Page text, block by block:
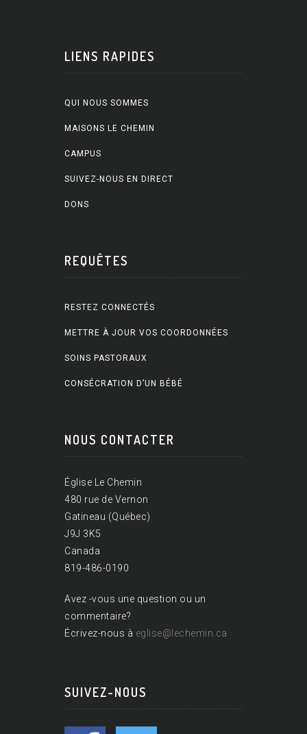
LIENS RAPIDES
QUI NOUS SOMMES
MAISONS LE CHEMIN
CAMPUS
SUIVEZ-NOUS EN DIRECT
DONS
REQUÊTES
RESTEZ CONNECTÉS
METTRE À JOUR VOS COORDONNÉES
SOINS PASTORAUX
CONSÉCRATION D’UN BÉBÉ
NOUS CONTACTER
Église Le Chemin
480 rue de Vernon
Gatineau (Québec)
J9J 3K5
Canada
819-486-0190
Avez -vous une question ou un
commentaire?
Écrivez-nous à eglise@lechemin.ca
SUIVEZ-NOUS